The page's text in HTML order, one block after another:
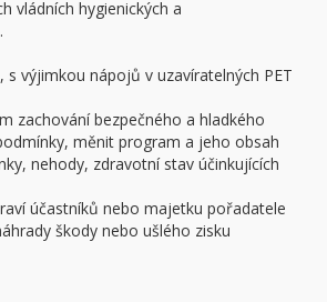
vládních hygienických a
výjimkou nápojů v uzavíratelných PET
zachování bezpečného a hladkého
měnit program a jeho obsah
nehody, zdravotní stav účinkujících
účastníků nebo majetku pořadatele
škody nebo ušlého zisku